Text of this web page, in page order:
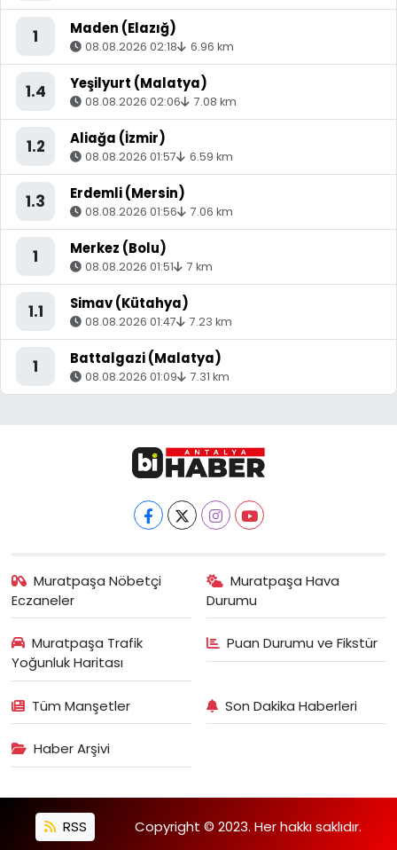
1 Maden (Elazığ)
08.08.2026 02:18 6.96 km
1.4 Yeşilyurt (Malatya)
08.08.2026 02:06 7.08 km
1.2 Aliağa (İzmir)
08.08.2026 01:57 6.59 km
1.3 Erdemli (Mersin)
08.08.2026 01:56 7.06 km
1 Merkez (Bolu)
08.08.2026 01:51 7 km
1.1 Simav (Kütahya)
08.08.2026 01:47 7.23 km
1 Battalgazi (Malatya)
08.08.2026 01:09 7.31 km
Muratpaşa Nöbetçi
Eczaneler
Muratpaşa Hava
Durumu
Muratpaşa Trafik
Yoğunluk Haritası
Puan Durumu ve Fikstür
Tüm Manşetler Son Dakika Haberleri
Haber Arşivi
RSS Copyright © 2023. Her hakkı saklıdır.